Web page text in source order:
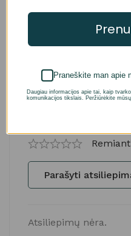
tikrosios siūlų spalvos.
Atsiliepimai (0)
Parašyti
Atsiliepimų nėra.
Praneškite man apie
Daugiau informacijos apie tai, kaip
komunikacijos tikslais. Peržiūrėkite